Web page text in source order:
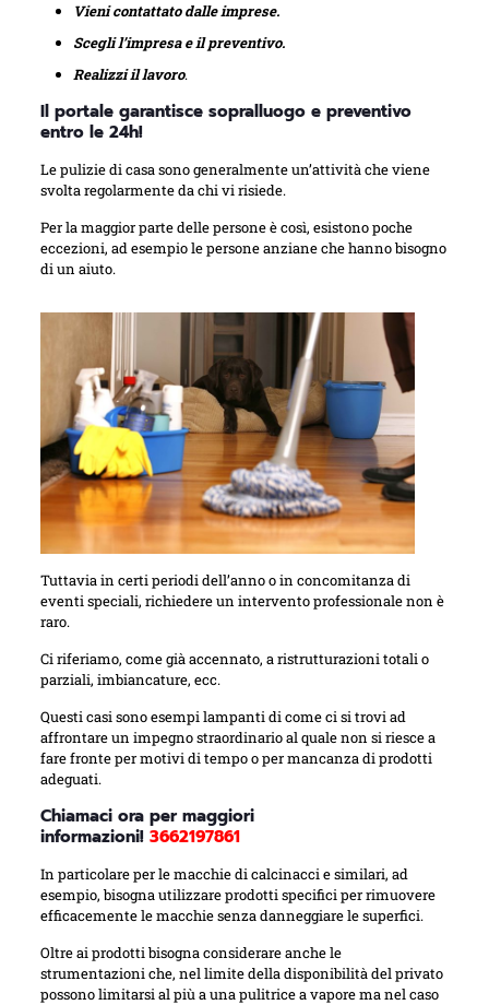
Vieni contattato dalle imprese.
Scegli l’impresa e il preventivo.
Realizzi il lavoro.
Il portale garantisce sopralluogo e preventivo
entro le 24h!
Le pulizie di casa sono generalmente un’attività che viene
svolta regolarmente da chi vi risiede.
Per la maggior parte delle persone è così, esistono poche
eccezioni, ad esempio le persone anziane che hanno bisogno
di un aiuto.
Tuttavia in certi periodi dell’anno o in concomitanza di
eventi speciali, richiedere un intervento professionale non è
raro.
Ci riferiamo, come già accennato, a ristrutturazioni totali o
parziali, imbiancature, ecc.
Questi casi sono esempi lampanti di come ci si trovi ad
affrontare un impegno straordinario al quale non si riesce a
fare fronte per motivi di tempo o per mancanza di prodotti
adeguati.
Chiamaci ora per maggiori
informazioni! 3662197861
In particolare per le macchie di calcinacci e similari, ad
esempio, bisogna utilizzare prodotti specifici per rimuovere
efficacemente le macchie senza danneggiare le superfici.
Oltre ai prodotti bisogna considerare anche le
strumentazioni che, nel limite della disponibilità del privato
possono limitarsi al più a una pulitrice a vapore ma nel caso